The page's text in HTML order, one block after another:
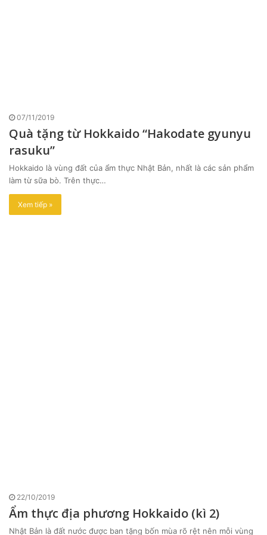
07/11/2019
Quà tặng từ Hokkaido “Hakodate gyunyu
rasuku”
Hokkaido là vùng đất của ẩm thực Nhật Bản, nhất là các sản phẩm
làm từ sữa bò. Trên thực…
Xem tiếp »
22/10/2019
Ẩm thực địa phương Hokkaido (kì 2)
Nhật Bản là đất nước được ban tặng bốn mùa rõ rệt nên mỗi vùng